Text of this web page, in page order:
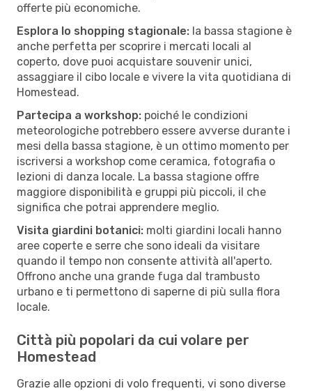
offerte più economiche.
Esplora lo shopping stagionale: la bassa stagione è
anche perfetta per scoprire i mercati locali al
coperto, dove puoi acquistare souvenir unici,
assaggiare il cibo locale e vivere la vita quotidiana di
Homestead.
Partecipa a workshop: poiché le condizioni
meteorologiche potrebbero essere avverse durante i
mesi della bassa stagione, è un ottimo momento per
iscriversi a workshop come ceramica, fotografia o
lezioni di danza locale. La bassa stagione offre
maggiore disponibilità e gruppi più piccoli, il che
significa che potrai apprendere meglio.
Visita giardini botanici: molti giardini locali hanno
aree coperte e serre che sono ideali da visitare
quando il tempo non consente attività all'aperto.
Offrono anche una grande fuga dal trambusto
urbano e ti permettono di saperne di più sulla flora
locale.
Città più popolari da cui volare per
Homestead
Grazie alle opzioni di volo frequenti, vi sono diverse